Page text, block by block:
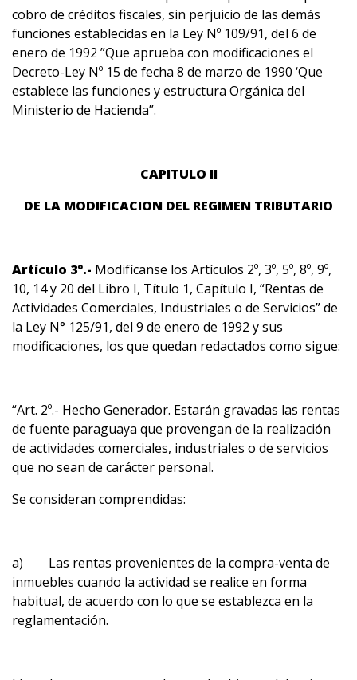
cobro de créditos fiscales, sin perjuicio de las demás
funciones establecidas en la Ley Nº 109/91, del 6 de
enero de 1992 ”Que aprueba con modificaciones el
Decreto-Ley Nº 15 de fecha 8 de marzo de 1990 ‘Que
establece las funciones y estructura Orgánica del
Ministerio de Hacienda”.
CAPITULO II
DE LA MODIFICACION DEL REGIMEN TRIBUTARIO
Artículo 3°.- Modifícanse los Artículos 2º, 3º, 5º, 8º, 9º,
10, 14 y 20 del Libro I, Título 1, Capítulo I, “Rentas de
Actividades Comerciales, Industriales o de Servicios” de
la Ley N° 125/91, del 9 de enero de 1992 y sus
modificaciones, los que quedan redactados como sigue:
“Art. 2º.- Hecho Generador. Estarán gravadas las rentas
de fuente paraguaya que provengan de la realización
de actividades comerciales, industriales o de servicios
que no sean de carácter personal.
Se consideran comprendidas:
a) Las rentas provenientes de la compra-venta de
inmuebles cuando la actividad se realice en forma
habitual, de acuerdo con lo que se establezca en la
reglamentación.